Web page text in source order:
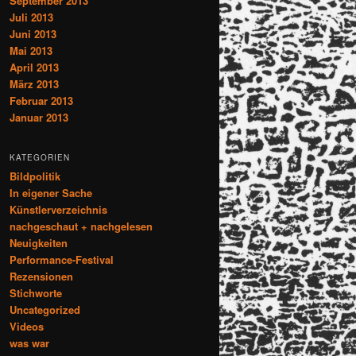
Juli 2013
Juni 2013
Mai 2013
April 2013
März 2013
Februar 2013
Januar 2013
KATEGORIEN
Bildpolitik
In eigener Sache
Künstlerverzeichnis
nachgeschaut + nachgelesen
Neuigkeiten
Performance-Festival
Rezensionen
Stichworte
Uncategorized
Videos
was war